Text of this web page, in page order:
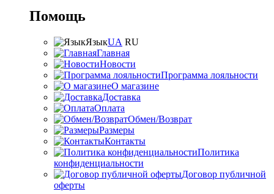
Помощь
ЯзыкUA RU
Главная
Новости
Программа лояльности
О магазине
Доставка
Оплата
Обмен/Возврат
Размеры
Контакты
Политика
конфиденциальности
Договор публичной
оферты